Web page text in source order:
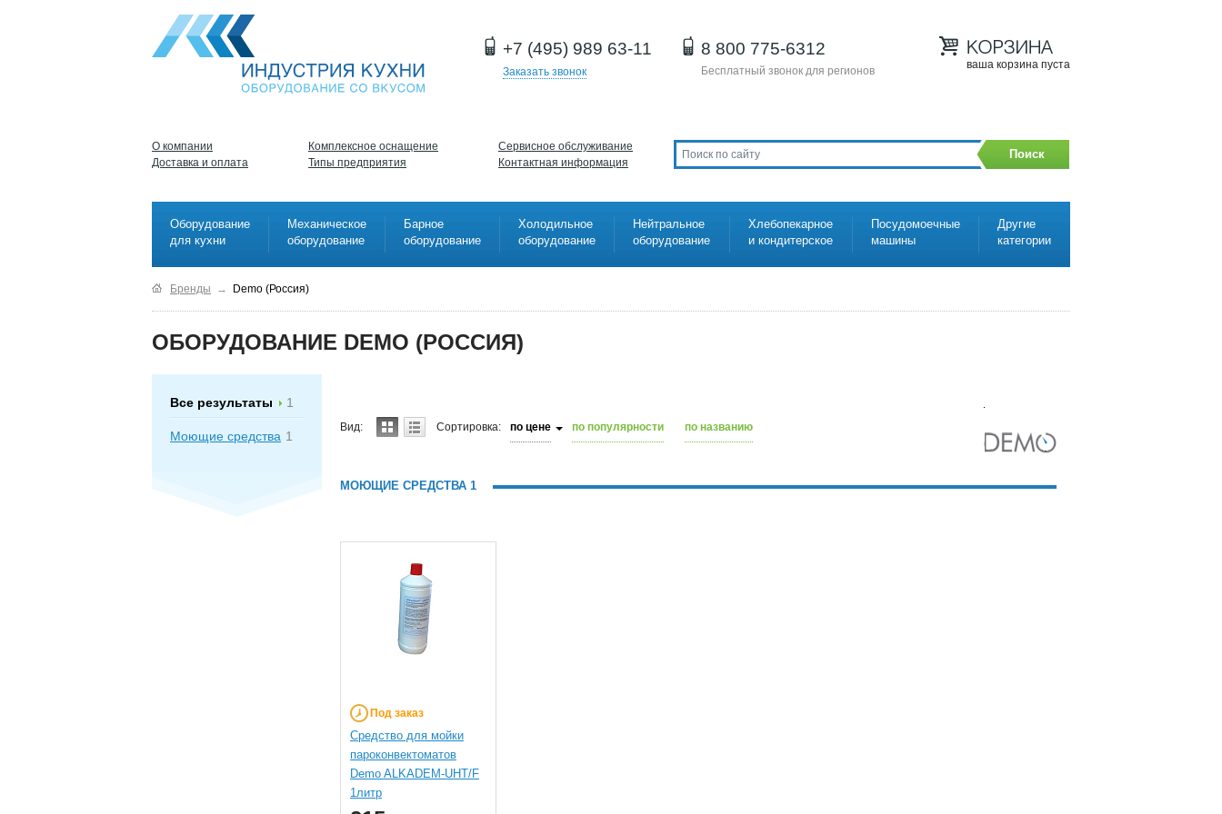
+7 (495) 989 63-11
Заказать звонок
8 800 775-6312
Бесплатный звонок для регионов ваша корзина пуста
О компании
Доставка и оплата
Комплексное оснащение
Типы предприятия
Сервисное обслуживание
Контактная информация
Поиск
Оборудование
для кухни
Механическое
оборудование
Барное
оборудование
Холодильное
оборудование
Нейтральное
оборудование
Хлебопекарное
и кондитерское
Посудомоечные
машины
Другие
категории
Бренды → Demo (Россия)
ОБОРУДОВАНИЕ DEMO (РОССИЯ)
Все результаты 1
Моющие средства 1
Вид: Сортировка: по цене по популярности по названию
МОЮЩИЕ СРЕДСТВА 1
Под заказ
Средство для мойки
пароконвектоматов
Demo ALKADEM-UHT/F
1литр